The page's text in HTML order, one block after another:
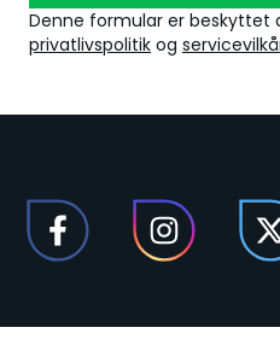
Denne formular er beskyttet
privatlivspolitik og